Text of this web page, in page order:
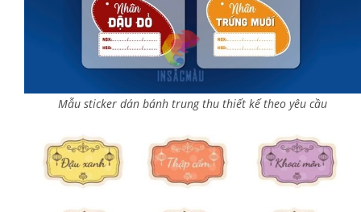
Mẫu sticker dán bánh trung thu thiết kế theo yêu cầu